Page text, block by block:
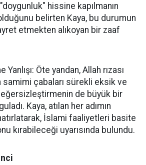
hissine kapılmanın
belirten Kaya, bu durumun
etmekten alıkoyan bir zaaf
Öte yandan, Allah rızası
samimi çabaları sürekli eksik ve
de büyük bir
Kaya, atılan her adımın
İslami faaliyetleri basite
kırabileceği uyarısında bulundu.